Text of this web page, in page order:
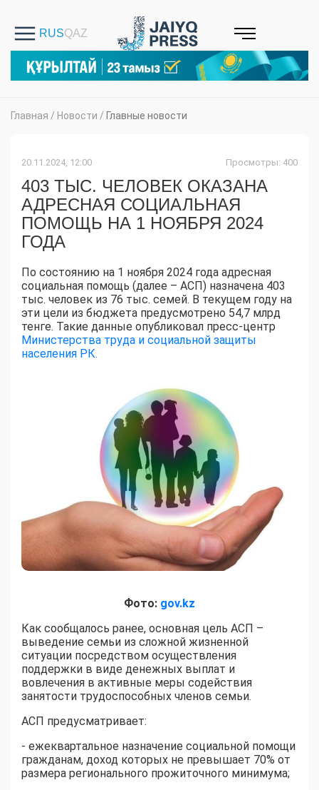
Главная / Новости / Главные новости
20.11.2024, 12:00 Просмотры: 400
403 ТЫС. ЧЕЛОВЕК ОКАЗАНА
АДРЕСНАЯ СОЦИАЛЬНАЯ
ПОМОЩЬ НА 1 НОЯБРЯ 2024
ГОДА
По состоянию на 1 ноября 2024 года адресная
социальная помощь (далее – АСП) назначена 403
тыс. человек из 76 тыс. семей. В текущем году на
эти цели из бюджета предусмотрено 54,7 млрд
тенге. Такие данные опубликовал пресс-центр
Министерства труда и социальной защиты
населения РК.
Фото: gov.kz
Как сообщалось ранее, основная цель АСП –
выведение семьи из сложной жизненной
ситуации посредством осуществления
поддержки в виде денежных выплат и
вовлечения в активные меры содействия
занятости трудоспособных членов семьи.
АСП предусматривает:
- ежеквартальное назначение социальной помощи
гражданам, доход которых не превышает 70% от
размера регионального прожиточного минимума;